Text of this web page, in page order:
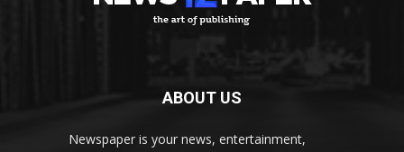
ABOUT US
Newspaper is your news, entertainment,